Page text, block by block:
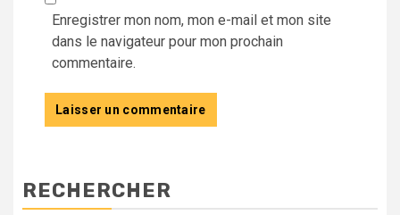
Enregistrer mon nom, mon e-mail et mon site
dans le navigateur pour mon prochain
commentaire.
RECHERCHER